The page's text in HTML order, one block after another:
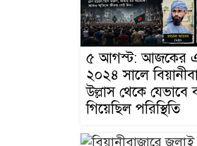
৫ আগস্ট: আজকের
২০২৪ সালে
উল্লাস থেকে যেভাবে
গিয়েছিল পরিস্থিতি